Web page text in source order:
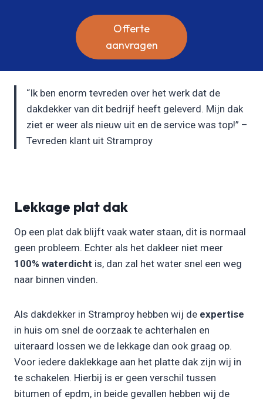
Offerte
aanvragen
“Ik ben enorm tevreden over het werk dat de
dakdekker van dit bedrijf heeft geleverd. Mijn dak
ziet er weer als nieuw uit en de service was top!” –
Tevreden klant uit Stramproy
Lekkage plat dak
Op een plat dak blijft vaak water staan, dit is normaal
geen probleem. Echter als het dakleer niet meer
100% waterdicht is, dan zal het water snel een weg
naar binnen vinden.
Als dakdekker in Stramproy hebben wij de expertise
in huis om snel de oorzaak te achterhalen en
uiteraard lossen we de lekkage dan ook graag op.
Voor iedere daklekkage aan het platte dak zijn wij in
te schakelen. Hierbij is er geen verschil tussen
bitumen of epdm, in beide gevallen hebben wij de